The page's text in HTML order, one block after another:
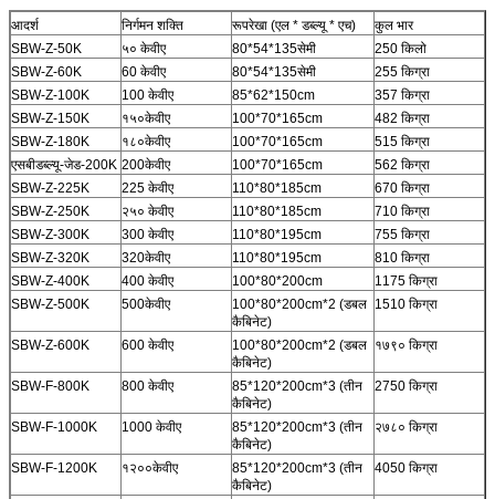
आदर्श निर्गमन शक्ति रूपरेखा (एल * डब्ल्यू * एच)
कुल भार
SBW-Z-50K
५० केवीए 80*54*135सेमी
250 किलो
SBW-Z-60K
60 केवीए 80*54*135सेमी
255 किग्रा
SBW-Z-100K
100 केवीए 85*62*150cm
357 किग्रा
SBW-Z-150K
१५०केवीए 100*70*165cm
482 किग्रा
SBW-Z-180K
१८०केवीए 100*70*165cm
515 किग्रा
एसबीडब्ल्यू-जेड-200K 200केवीए 100*70*165cm
562 किग्रा
SBW-Z-225K
225 केवीए 110*80*185cm
670 किग्रा
SBW-Z-250K
२५० केवीए 110*80*185cm
710 किग्रा
SBW-Z-300K
300 केवीए 110*80*195cm
755 किग्रा
SBW-Z-320K
320केवीए 110*80*195cm
810 किग्रा
SBW-Z-400K
400 केवीए 100*80*200cm
1175 किग्रा
SBW-Z-500K
500केवीए
100*80*200cm*2 (डबल
कैबिनेट)
1510 किग्रा
SBW-Z-600K 600 केवीए
100*80*200cm*2 (डबल
कैबिनेट)
१७९० किग्रा
SBW-F-800K 800 केवीए
85*120*200cm*3 (तीन
कैबिनेट)
2750 किग्रा
SBW-F-1000K 1000 केवीए
85*120*200cm*3 (तीन
कैबिनेट)
२७८० किग्रा
SBW-F-1200K १२००केवीए
85*120*200cm*3 (तीन
कैबिनेट)
4050 किग्रा